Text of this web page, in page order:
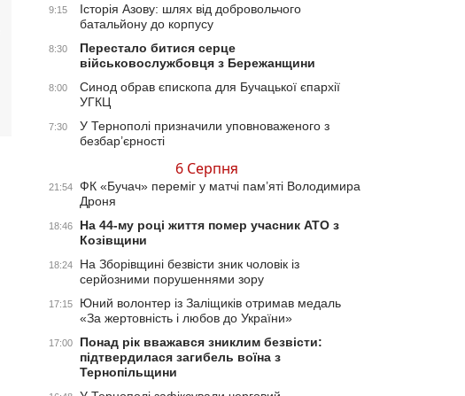
9:15
Історія Азову: шлях від добровольчого
батальйону до корпусу
8:30
Перестало битися серце
військовослужбовця з Бережанщини
8:00
Синод обрав єпископа для Бучацької єпархії
УГКЦ
7:30
У Тернополі призначили уповноваженого з
безбар’єрності
6 Серпня
21:54
ФК «Бучач» переміг у матчі пам’яті Володимира
Дроня
18:46
На 44-му році життя помер учасник АТО з
Козівщини
18:24
На Зборівщині безвісти зник чоловік із
серйозними порушеннями зору
17:15
Юний волонтер із Заліщиків отримав медаль
«За жертовність і любов до України»
17:00
Понад рік вважався зниклим безвісти:
підтвердилася загибель воїна з
Тернопільщини